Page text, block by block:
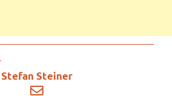
Stefan Steiner